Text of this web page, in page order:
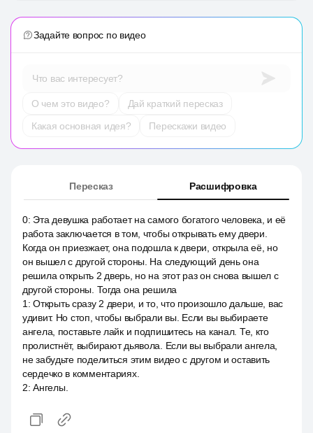
Задайте вопрос по видео
Что вас интересует?
О чем это видео?
Дай краткий пересказ
Какая основная идея?
Перескажи видео
Пересказ Расшифровка
0: Эта девушка работает на самого богатого человека, и её
работа заключается в том, чтобы открывать ему двери.
Когда он приезжает, она подошла к двери, открыла её, но
он вышел с другой стороны. На следующий день она
решила открыть 2 дверь, но на этот раз он снова вышел с
другой стороны. Тогда она решила
1 :Открыть сразу 2 двери, и то, что произошло дальше, вас
удивит. Но стоп, чтобы выбрали вы. Если вы выбираете
ангела, поставьте лайк и подпишитесь на канал. Те, кто
пролистнёт, выбирают дьявола. Если вы выбрали ангела,
не забудьте поделиться этим видео с другом и оставить
сердечко в комментариях.
2:Ангелы.